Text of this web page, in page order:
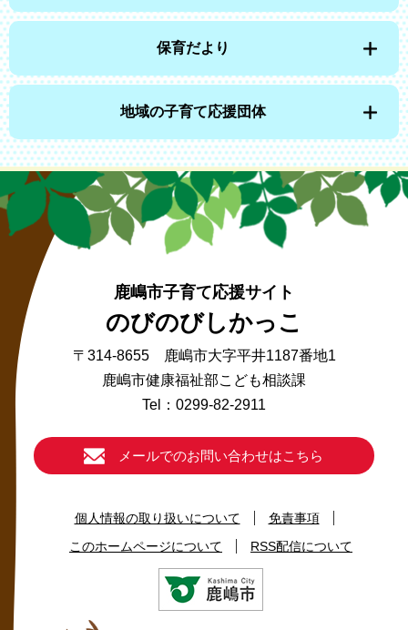
保育だより
地域の子育て応援団体
鹿嶋市子育て応援サイト
のびのびしかっこ
〒314-8655 鹿嶋市大字平井1187番地1
鹿嶋市健康福祉部こども相談課
Tel：0299-82-2911
メールでのお問い合わせはこちら
個人情報の取り扱いについて
免責事項
このホームページについて
RSS配信について